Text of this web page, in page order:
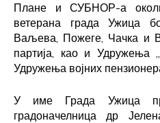
Плане и СУБНОР-а
ветерана града Ужица
Ваљева, Пожеге, Чачка и
партија, као и Удружења
Удружења војних
У име Града Ужица
градоначелница др